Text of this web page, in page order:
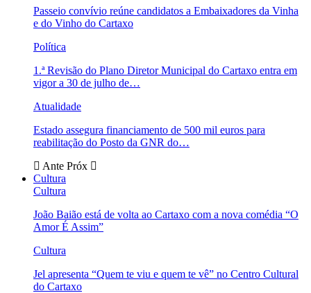
Passeio convívio reúne candidatos a Embaixadores da Vinha
e do Vinho do Cartaxo
Política
1.ª Revisão do Plano Diretor Municipal do Cartaxo entra em
vigor a 30 de julho de…
Atualidade
Estado assegura financiamento de 500 mil euros para
reabilitação do Posto da GNR do…
Ante Próx
Cultura
Cultura
João Baião está de volta ao Cartaxo com a nova comédia “O
Amor É Assim”
Cultura
Jel apresenta “Quem te viu e quem te vê” no Centro Cultural
do Cartaxo